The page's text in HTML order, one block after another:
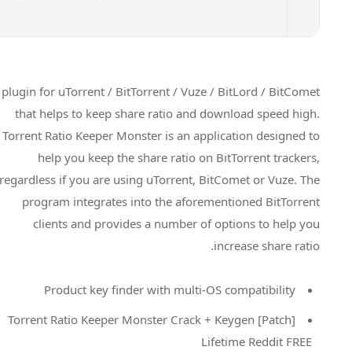
A plugin for uTorrent / BitTorrent / Vuze / BitLord / BitComet
that helps to keep share ratio and download speed high.
Torrent Ratio Keeper Monster is an application designed to
help you keep the share ratio on BitTorrent trackers,
regardless if you are using uTorrent, BitComet or Vuze. The
program integrates into the aforementioned BitTorrent
clients and provides a number of options to help you
increase share ratio.
Product key finder with multi-OS compatibility
Torrent Ratio Keeper Monster Crack + Keygen [Patch]
Lifetime Reddit FREE